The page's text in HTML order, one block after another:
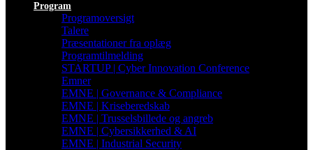
Program
Programoversigt
Talere
Præsentationer fra oplæg
Programtilmelding
STARTUP | Cyber Innovation Conference
Emner
EMNE | Governance & Compliance
EMNE | Kriseberedskab
EMNE | Trusselsbillede og angreb
EMNE | Cybersikkerhed & AI
EMNE | Industrial Security